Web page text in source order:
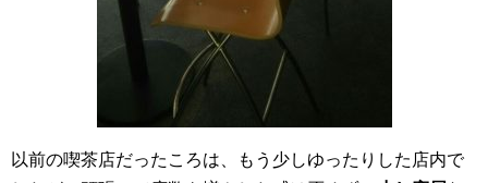
以前の喫茶店だったころは、もう少しゆったりした店内で